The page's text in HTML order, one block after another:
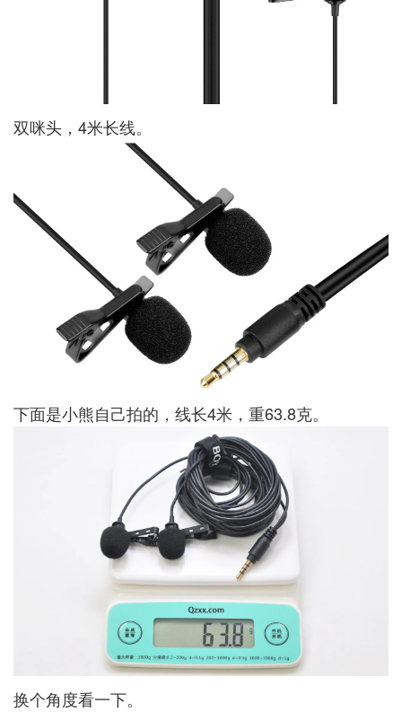
双咪头，4米长线。
下面是小熊自己拍的，线长4米，重63.8克。
换个角度看一下。